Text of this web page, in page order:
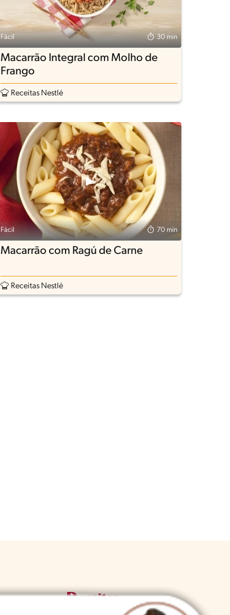
Fácil 30 min
Macarrão Integral com Molho de
Frango
Receitas Nestlé
Fácil 70 min
Macarrão com Ragú de Carne
Receitas Nestlé